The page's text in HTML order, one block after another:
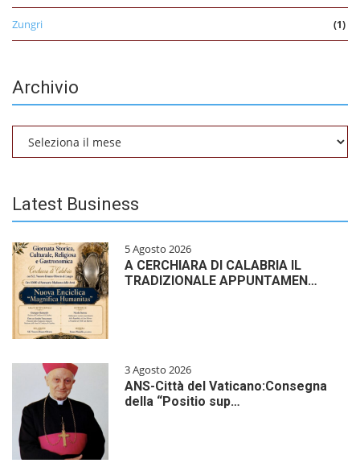
Zungri (1)
Archivio
Latest Business
5 Agosto 2026
A CERCHIARA DI CALABRIA IL
TRADIZIONALE APPUNTAMEN…
3 Agosto 2026
ANS-Città del Vaticano:Consegna
della “Positio sup…